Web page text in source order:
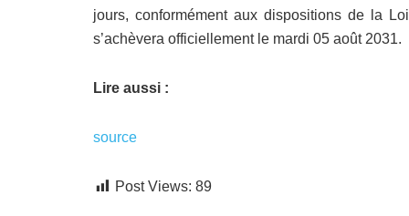
jours, conformément aux dispositions de la
s’achèvera officiellement le mardi 05 août 2031.
Lire aussi :
source
Post Views: 89